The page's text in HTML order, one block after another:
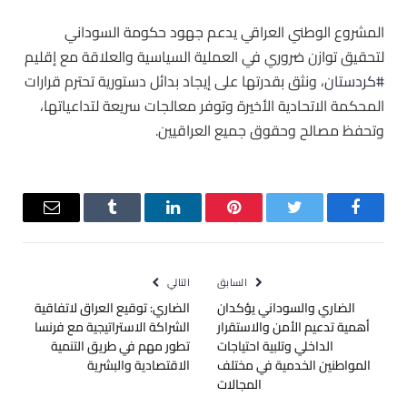
المشروع الوطني العراقي يدعم جهود حكومة السوداني
لتحقيق توازن ضروري في العملية السياسية والعلاقة مع إقليم
#كردستان، ونثق بقدرتها على إيجاد بدائل دستورية تحترم قرارات
المحكمة الاتحادية الأخيرة وتوفر معالجات سريعة لتداعياتها،
وتحفظ مصالح وحقوق جميع العراقيين.
فيسبوك تويتر بينتيريستلينكدإن Tumblr
البريد
السابق
الضاري والسوداني يؤكدان
أهمية تدعيم الأمن والاستقرار
الداخلي وتلبية احتياجات
المواطنين الخدمية في مختلف
المجالات
التالي
الضاري: توقيع العراق لاتفاقية
الشراكة الاستراتيجية مع فرنسا
تطور مهم في طريق التنمية
الاقتصادية والبشرية